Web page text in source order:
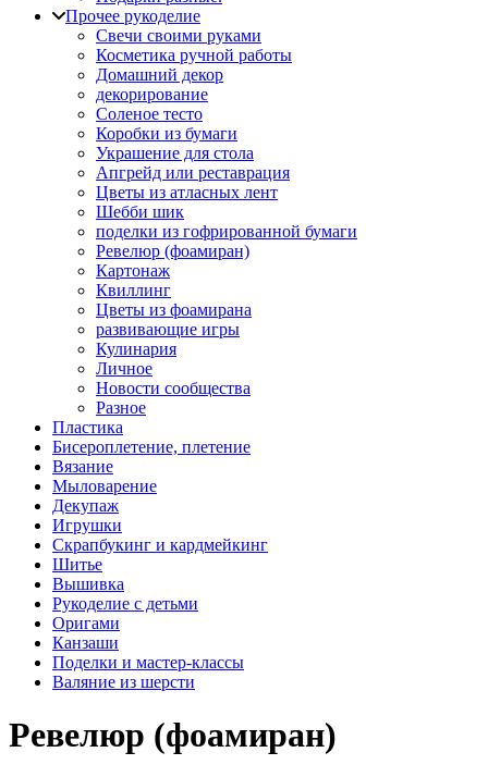
Прочее рукоделие
Свечи своими руками
Косметика ручной работы
Домашний декор
декорирование
Соленое тесто
Коробки из бумаги
Украшение для стола
Апгрейд или реставрация
Цветы из атласных лент
Шебби шик
поделки из гофрированной бумаги
Ревелюр (фоамиран)
Картонаж
Квиллинг
Цветы из фоамирана
развивающие игры
Кулинария
Личное
Новости сообщества
Разное
Пластика
Бисероплетение, плетение
Вязание
Мыловарение
Декупаж
Игрушки
Скрапбукинг и кардмейкинг
Шитье
Вышивка
Рукоделие с детьми
Оригами
Канзаши
Поделки и мастер-классы
Валяние из шерсти
Ревелюр (фоамиран)